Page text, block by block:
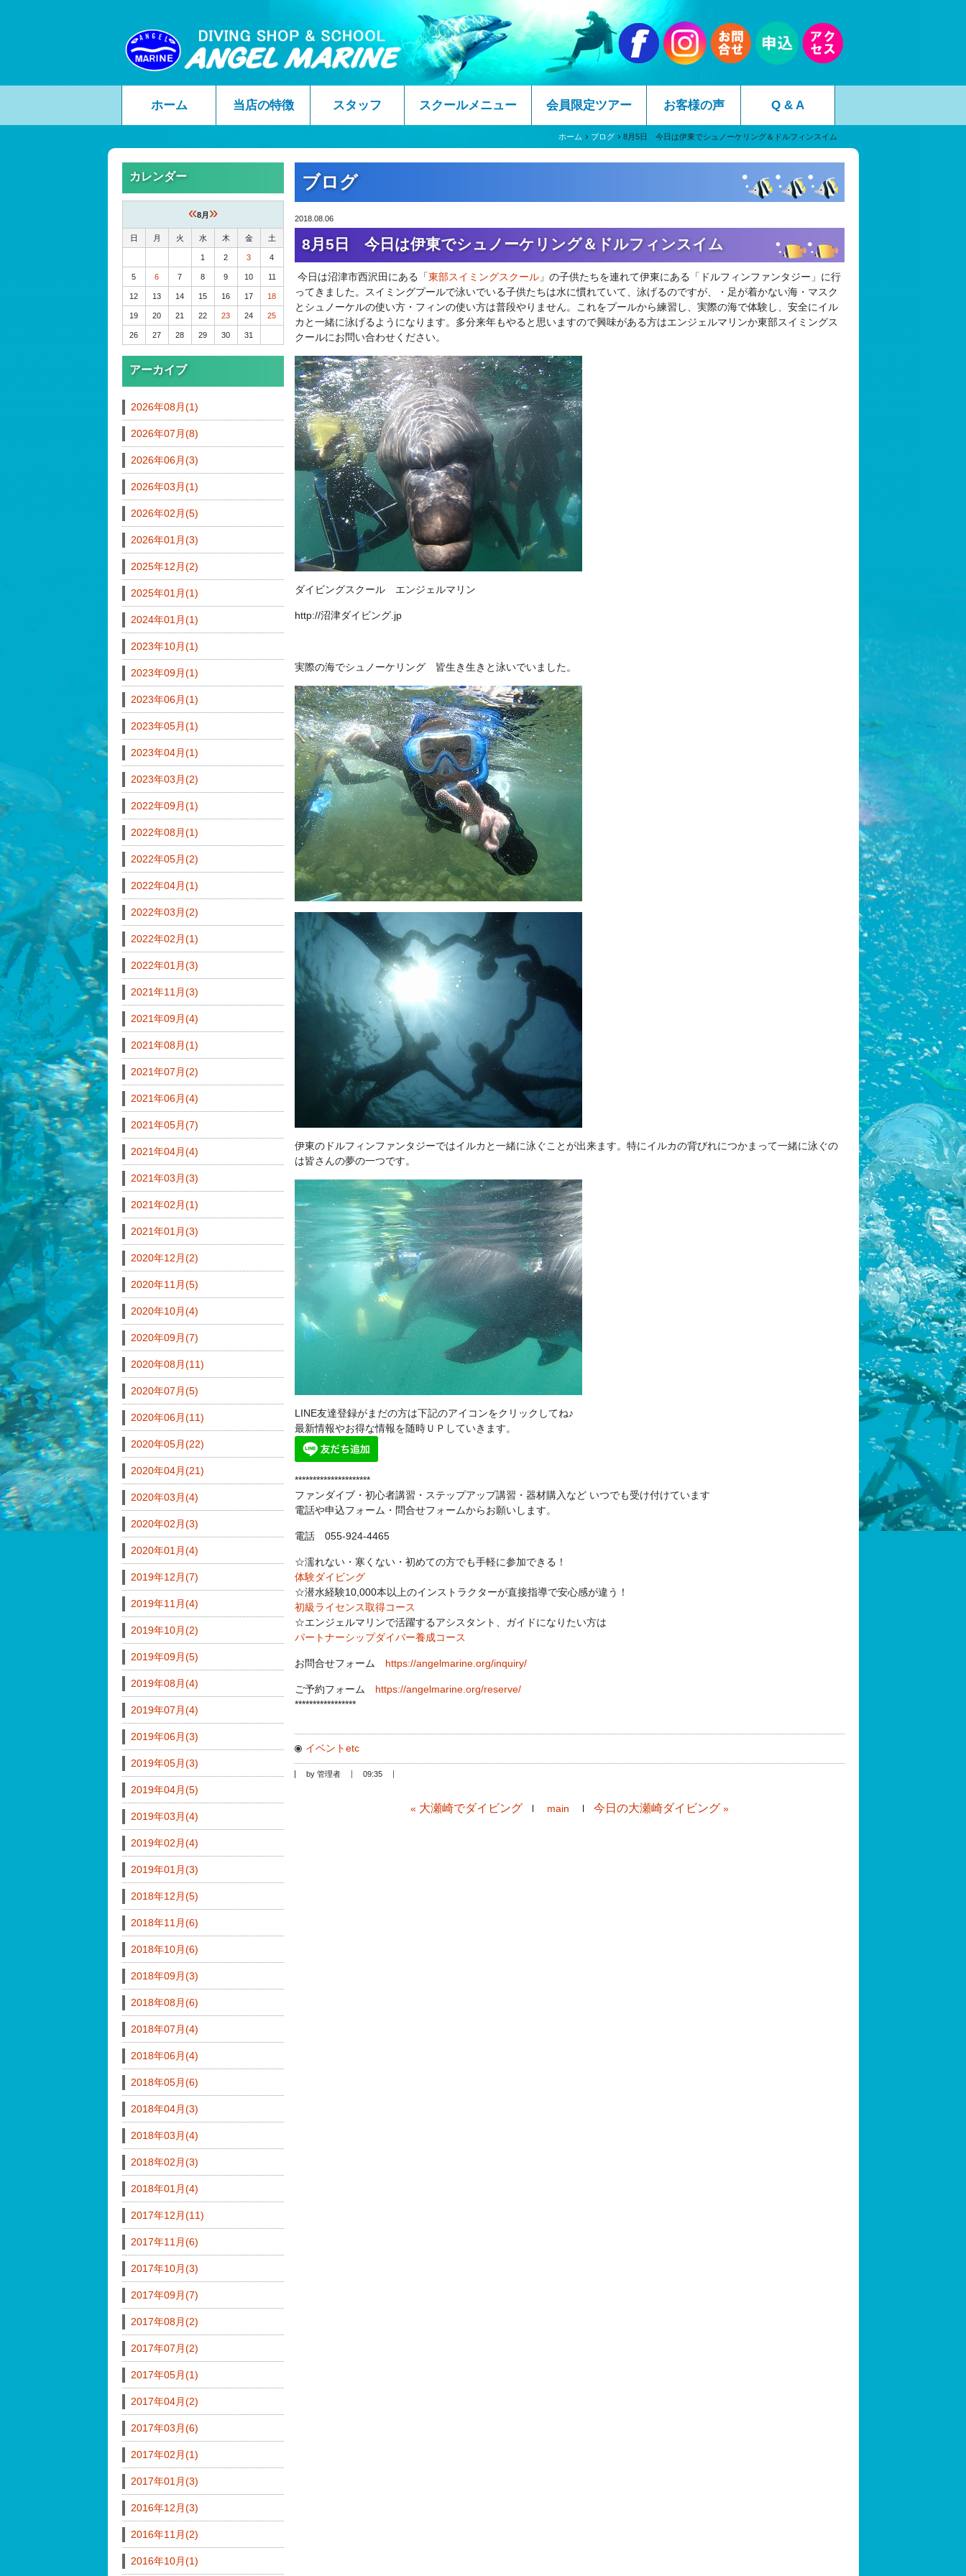
ホーム 当店の特徴 スタッフ スクールメニュー 会員限定ツアー お客様の声 Q & A
ホーム ブログ 8月5日 今日は伊東でシュノーケリング＆ドルフィンスイム
ブログ
2018.08.06
8月5日 今日は伊東でシュノーケリング＆ドルフィンスイム
今日は沼津市西沢田にある「東部スイミングスクール」の子供たちを連れて伊東にある「ドルフィンファンタジー」に行
ってきました。スイミングプールで泳いでいる子供たちは水に慣れていて、泳げるのですが、・足が着かない海・マスク
とシュノーケルの使い方・フィンの使い方は普段やりません。これをプールから練習し、実際の海で体験し、安全にイル
カと一緒に泳げるようになります。多分来年もやると思いますので興味がある方はエンジェルマリンか東部スイミングス
クールにお問い合わせください。
ダイビングスクール エンジェルマリン
http://沼津ダイビング.jp
実際の海でシュノーケリング 皆生き生きと泳いでいました。
伊東のドルフィンファンタジーではイルカと一緒に泳ぐことが出来ます。特にイルカの背びれにつかまって一緒に泳ぐの
は皆さんの夢の一つです。
LINE友達登録がまだの方は下記のアイコンをクリックしてね♪
最新情報やお得な情報を随時ＵＰしていきます。
*********************
ファンダイブ・初心者講習・ステップアップ講習・器材購入など いつでも受け付けています
電話や申込フォーム・問合せフォームからお願いします。
電話 055-924-4465
☆濡れない・寒くない・初めての方でも手軽に参加できる！
体験ダイビング
☆潜水経験10,000本以上のインストラクターが直接指導で安心感が違う！
初級ライセンス取得コース
☆エンジェルマリンで活躍するアシスタント、ガイドになりたい方は
パートナーシップダイバー養成コース
お問合せフォーム https://angelmarine.org/inquiry/
ご予約フォーム https://angelmarine.org/reserve/
*****************
イベントetc
by 管理者 09:35
« 大瀬崎でダイビング main 今日の大瀬崎ダイビング»
カレンダー
«8月 »
日 月 火 水 木 金 土
1 2 3 4
5 6 7 8 9 10 11
12 13 14 15 16 17 18
19 20 21 22 23 24 25
26 27 28 29 30 31
アーカイブ
2026年08月(1)
2026年07月(8)
2026年06月(3)
2026年03月(1)
2026年02月(5)
2026年01月(3)
2025年12月(2)
2025年01月(1)
2024年01月(1)
2023年10月(1)
2023年09月(1)
2023年06月(1)
2023年05月(1)
2023年04月(1)
2023年03月(2)
2022年09月(1)
2022年08月(1)
2022年05月(2)
2022年04月(1)
2022年03月(2)
2022年02月(1)
2022年01月(3)
2021年11月(3)
2021年09月(4)
2021年08月(1)
2021年07月(2)
2021年06月(4)
2021年05月(7)
2021年04月(4)
2021年03月(3)
2021年02月(1)
2021年01月(3)
2020年12月(2)
2020年11月(5)
2020年10月(4)
2020年09月(7)
2020年08月(11)
2020年07月(5)
2020年06月(11)
2020年05月(22)
2020年04月(21)
2020年03月(4)
2020年02月(3)
2020年01月(4)
2019年12月(7)
2019年11月(4)
2019年10月(2)
2019年09月(5)
2019年08月(4)
2019年07月(4)
2019年06月(3)
2019年05月(3)
2019年04月(5)
2019年03月(4)
2019年02月(4)
2019年01月(3)
2018年12月(5)
2018年11月(6)
2018年10月(6)
2018年09月(3)
2018年08月(6)
2018年07月(4)
2018年06月(4)
2018年05月(6)
2018年04月(3)
2018年03月(4)
2018年02月(3)
2018年01月(4)
2017年12月(11)
2017年11月(6)
2017年10月(3)
2017年09月(7)
2017年08月(2)
2017年07月(2)
2017年05月(1)
2017年04月(2)
2017年03月(6)
2017年02月(1)
2017年01月(3)
2016年12月(3)
2016年11月(2)
2016年10月(1)